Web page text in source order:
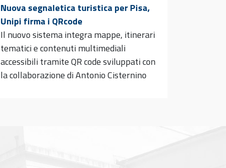
Nuova segnaletica turistica per Pisa,
Unipi firma i QRcode
Il nuovo sistema integra mappe, itinerari
tematici e contenuti multimediali
accessibili tramite QR code sviluppati con
la collaborazione di Antonio Cisternino